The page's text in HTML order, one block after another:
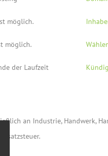
möglich.
möglich.
der Laufzeit
an Industrie, Handwerk,